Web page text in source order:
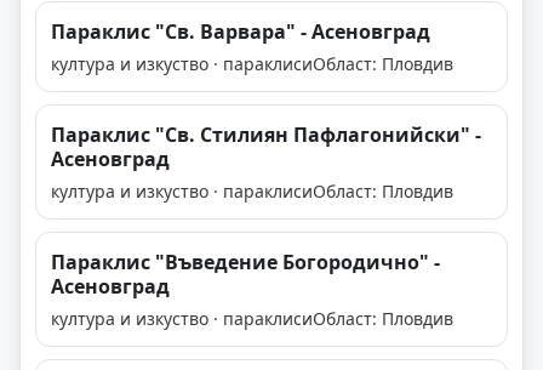
Параклис "Св. Варвара" - Асеновград
култура и изкуство · параклисиОбласт: Пловдив
Параклис "Св. Стилиян Пафлагонийски" -
Асеновград
култура и изкуство · параклисиОбласт: Пловдив
Параклис "Въведение Богородично" -
Асеновград
култура и изкуство · параклисиОбласт: Пловдив